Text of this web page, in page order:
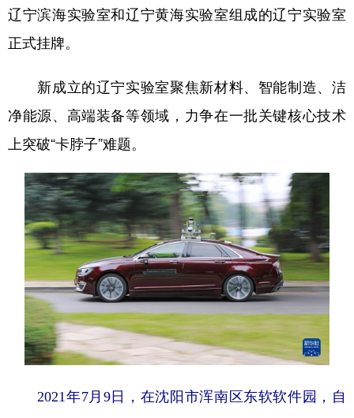
辽宁滨海实验室和辽宁黄海实验室组成的辽宁实验室
正式挂牌。
新成立的辽宁实验室聚焦新材料、智能制造、洁
净能源、高端装备等领域，力争在一批关键核心技术
上突破“卡脖子”难题。
2021年7月9日，在沈阳市浑南区东软软件园，自